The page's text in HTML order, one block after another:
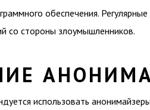
обеспечения.
со стороны злоумышленников.
использовать